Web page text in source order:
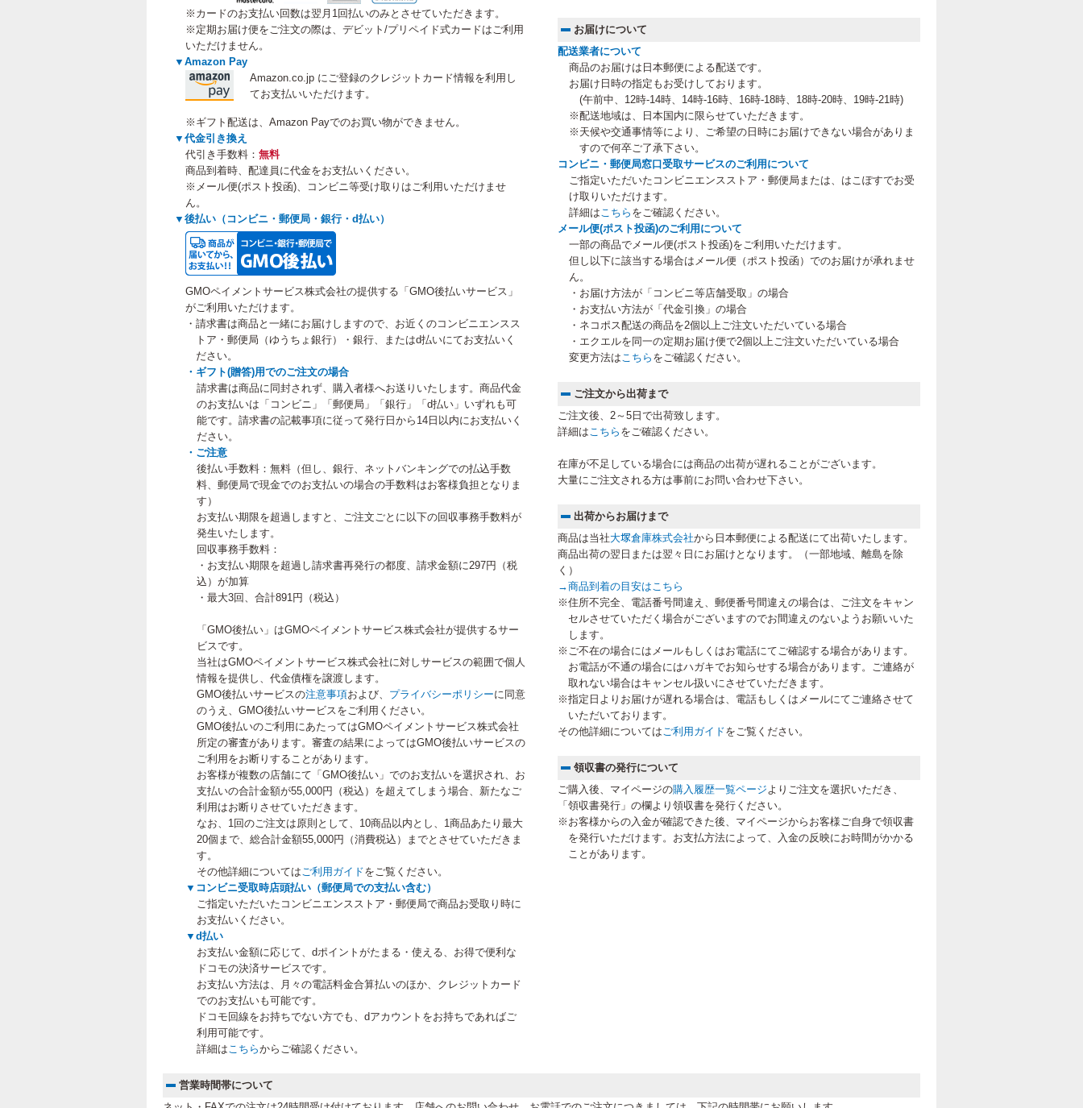
※カードのお支払い回数は翌月1回払いのみとさせていただきます。
※定期お届け便をご注文の際は、デビット/プリペイド式カードはご利用
いただけません。
▼Amazon Pay
Amazon.co.jp にご登録のクレジットカード情報を利用し
てお支払いいただけます。
※ギフト配送は、Amazon Payでのお買い物ができません。
▼代金引き換え
代引き手数料： 無料
商品到着時、配達員に代金をお支払いください。
※メール便(ポスト投函)、コンビニ等受け取りはご利用いただけませ
ん。
▼後払い（コンビニ・郵便局・銀行・d払い）
GMOペイメントサービス株式会社の提供する「GMO後払いサービス」
がご利用いただけます。
・請求書は商品と一緒にお届けしますので、お近くのコンビニエンスス
トア・郵便局（ゆうちょ銀行）・銀行、またはd払いにてお支払いく
ださい。
・ギフト(贈答)用でのご注文の場合
請求書は商品に同封されず、購入者様へお送りいたします。商品代金
のお支払いは「コンビニ」「郵便局」「銀行」「d払い」いずれも可
能です。請求書の記載事項に従って発行日から14日以内にお支払いく
ださい。
・ご注意
後払い手数料：無料（但し、銀行、ネットバンキングでの払込手数
料、郵便局で現金でのお支払いの場合の手数料はお客様負担となりま
す）
お支払い期限を超過しますと、ご注文ごとに以下の回収事務手数料が
発生いたします。
回収事務手数料：
・お支払い期限を超過し請求書再発行の都度、請求金額に297円（税
込）が加算
・最大3回、合計891円（税込）
「GMO後払い」はGMOペイメントサービス株式会社が提供するサー
ビスです。
当社はGMOペイメントサービス株式会社に対しサービスの範囲で個人
情報を提供し、代金債権を譲渡します。
GMO後払いサービスの注意事項および、 プライバシーポリシーに同意
のうえ、GMO後払いサービスをご利用ください。
GMO後払いのご利用にあたってはGMOペイメントサービス株式会社
所定の審査があります。審査の結果によってはGMO後払いサービスの
ご利用をお断りすることがあります。
お客様が複数の店舗にて「GMO後払い」でのお支払いを選択され、お
支払いの合計金額が55,000円（税込）を超えてしまう場合、新たなご
利用はお断りさせていただきます。
なお、1回のご注文は原則として、10商品以内とし、1商品あたり最大
20個まで、総合計金額55,000円（消費税込）までとさせていただきま
す。
その他詳細についてはご利用ガイドをご覧ください。
▼コンビニ受取時店頭払い（郵便局での支払い含む）
ご指定いただいたコンビニエンスストア・郵便局で商品お受取り時に
お支払いください。
▼d払い
お支払い金額に応じて、dポイントがたまる・使える、お得で便利な
ドコモの決済サービスです。
お支払い方法は、月々の電話料金合算払いのほか、クレジットカード
でのお支払いも可能です。
ドコモ回線をお持ちでない方でも、dアカウントをお持ちであればご
利用可能です。
詳細はこちらからご確認ください。
お届けについて
配送業者について
商品のお届けは日本郵便による配送です。
お届け日時の指定もお受けしております。
(午前中、12時-14時、14時-16時、16時-18時、18時-20時、19時-21時)
※配送地域は、日本国内に限らせていただきます。
※天候や交通事情等により、ご希望の日時にお届けできない場合がありま
すので何卒ご了承下さい。
コンビニ・郵便局窓口受取サービスのご利用について
ご指定いただいたコンビニエンスストア・郵便局または、はこぽすでお受
け取りいただけます。
詳細はこちら をご確認ください。
メール便(ポスト投函)のご利用について
一部の商品でメール便(ポスト投函)をご利用いただけます。
但し以下に該当する場合はメール便（ポスト投函）でのお届けが承れませ
ん。
・お届け方法が「コンビニ等店舗受取」の場合
・お支払い方法が「代金引換」の場合
・ネコポス配送の商品を2個以上ご注文いただいている場合
・エクエルを同一の定期お届け便で2個以上ご注文いただいている場合
変更方法はこちら をご確認ください。
ご注文から出荷まで
ご注文後、2～5日で出荷致します。
詳細はこちら をご確認ください。
在庫が不足している場合には商品の出荷が遅れることがございます。
大量にご注文される方は事前にお問い合わせ下さい。
出荷からお届けまで
商品は当社大塚倉庫株式会社から日本郵便による配送にて出荷いたします。
商品出荷の翌日または翌々日にお届けとなります。（一部地域、離島を除
く）
→商品到着の目安はこちら
※住所不完全、電話番号間違え、郵便番号間違えの場合は、ご注文をキャン
セルさせていただく場合がございますのでお間違えのないようお願いいた
します。
※ご不在の場合にはメールもしくはお電話にてご確認する場合があります。
お電話が不通の場合にはハガキでお知らせする場合があります。ご連絡が
取れない場合はキャンセル扱いにさせていただきます。
※指定日よりお届けが遅れる場合は、電話もしくはメールにてご連絡させて
いただいております。
その他詳細についてはご利用ガイドをご覧ください。
領収書の発行について
ご購入後、マイページの購入履歴一覧ページよりご注文を選択いただき、
「領収書発行」の欄より領収書を発行ください。
※お客様からの入金が確認できた後、マイページからお客様ご自身で領収書
を発行いただけます。お支払方法によって、入金の反映にお時間がかかる
ことがあります。
営業時間帯について